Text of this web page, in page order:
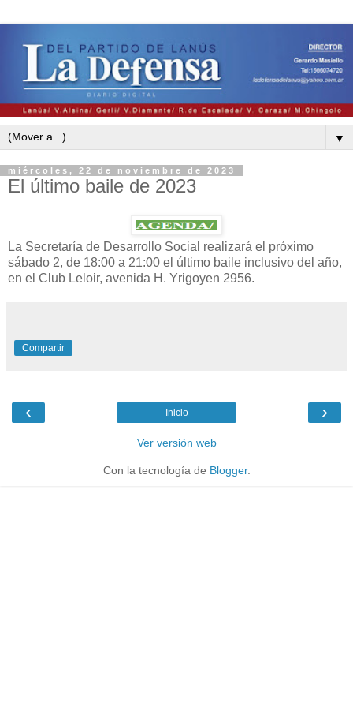
▼
miércoles, 22 de noviembre de 2023
El último baile de 2023
La Secretaría de Desarrollo Social realizará el próximo
sábado 2, de 18:00 a 21:00 el último baile inclusivo del año,
en el Club Leloir, avenida H. Yrigoyen 2956.
Compartir
‹ ›
Inicio
Ver versión web
Con la tecnología de Blogger.